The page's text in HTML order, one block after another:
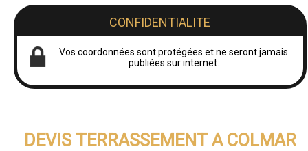
CONFIDENTIALITE
Vos coordonnées sont protégées et ne seront jamais
publiées sur internet.
DEVIS TERRASSEMENT A COLMAR